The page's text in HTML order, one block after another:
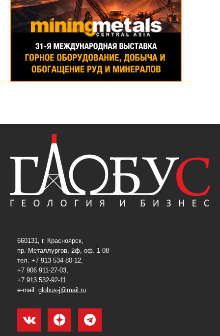
660131, г. Красноярск,
пр. Металлургов, 2ф, оф. 1-08
тел. +7 913 534-80-12,
+7 906 911-27-03,
+7 913 532-92-11
e-mail: globus-j@mail.ru